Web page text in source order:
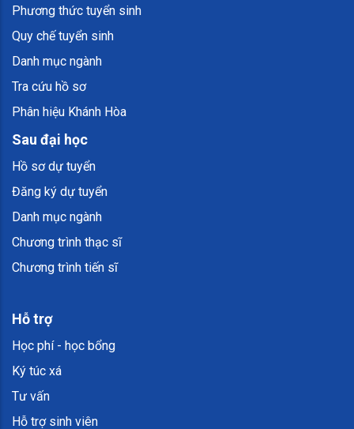
Phương thức tuyển sinh
Quy chế tuyển sinh
Danh mục ngành
Tra cứu hồ sơ
Phân hiệu Khánh Hòa
Sau đại học
Hồ sơ dự tuyển
Đăng ký dự tuyển
Danh mục ngành
Chương trình thạc sĩ
Chương trình tiến sĩ
Hỗ trợ
Học phí - học bổng
Ký túc xá
Tư vấn
Hỗ trợ sinh viên